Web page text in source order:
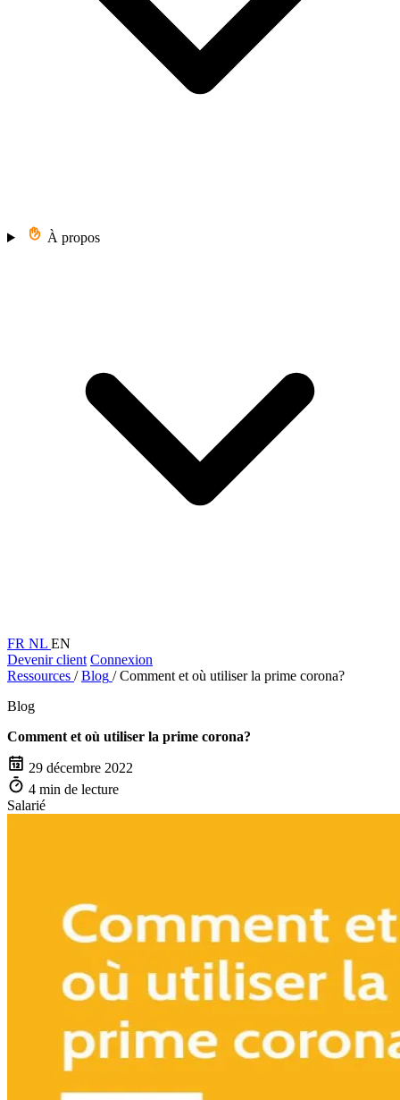
À propos
FR NL EN
Devenir client Connexion
Ressources / Blog / Comment et où utiliser la prime corona?
Blog
Comment et où utiliser la prime corona?
29 décembre 2022
4 min de lecture
Salarié